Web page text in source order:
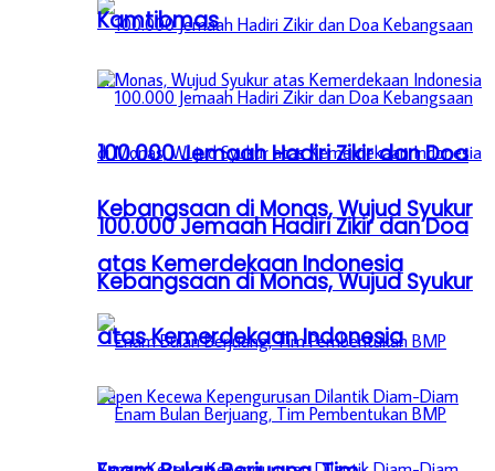
100.000 Jemaah Hadiri Zikir dan Doa
Kebangsaan di Monas, Wujud Syukur
atas Kemerdekaan Indonesia
Kamtibmas
100.000 Jemaah Hadiri Zikir dan Doa
Kebangsaan di Monas, Wujud Syukur
atas Kemerdekaan Indonesia